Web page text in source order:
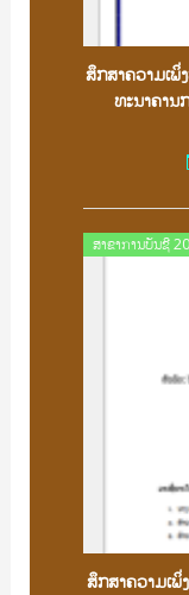
ສຶກສາຄວາມເ
ທະນາຄານ
ສາຂາການບັນຊີ
ສຶກສາຄວາມເ